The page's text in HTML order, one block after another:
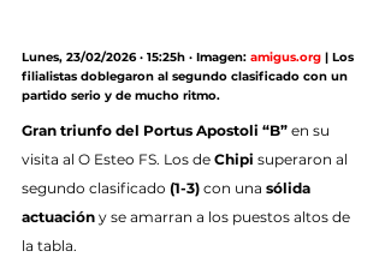
Lunes, 23/02/2026 · 15:25h · Imagen: amigus.org | Los
filialistas doblegaron al segundo clasificado con un
partido serio y de mucho ritmo.
Gran triunfo del Portus Apostoli “B” en su
visita al O Esteo FS. Los de Chipi superaron al
segundo clasificado (1-3) con una sólida
actuación y se amarran a los puestos altos de
la tabla.